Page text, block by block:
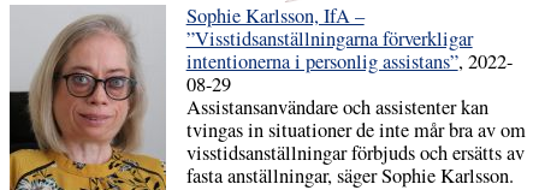
Sophie Karlsson, IfA –
”Visstidsanställningarna förverkligar
intentionerna i personlig assistans”, 2022-
08-29
Assistansanvändare och assistenter kan
tvingas in situationer de inte mår bra av om
visstidsanställningar förbjuds och ersätts av
fasta anställningar, säger Sophie Karlsson.